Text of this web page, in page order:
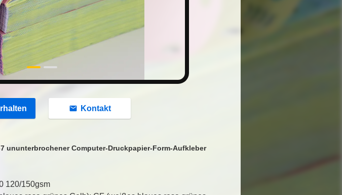
Kontakt
ununterbrochener Computer-Druckpapier-Form-Aufkleber
120/150gsm